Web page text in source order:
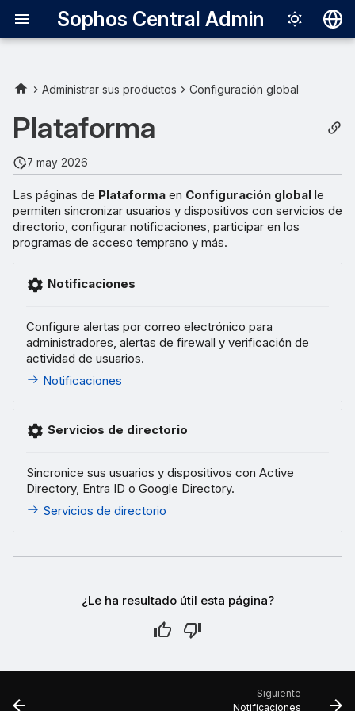
Sophos Central Admin
English
Italiano
日本語
한국어
Administrar sus productos Configuración global
Plataforma
7 may 2026
Las páginas de Plataforma en Configuración global le
permiten sincronizar usuarios y dispositivos con servicios de
directorio, configurar notificaciones, participar en los
programas de acceso temprano y más.
Notificaciones
Configure alertas por correo electrónico para
administradores, alertas de firewall y verificación de
actividad de usuarios.
Notificaciones
Servicios de directorio
Sincronice sus usuarios y dispositivos con Active
Directory, Entra ID o Google Directory.
Servicios de directorio
¿Le ha resultado útil esta página?
Siguiente
Notificaciones